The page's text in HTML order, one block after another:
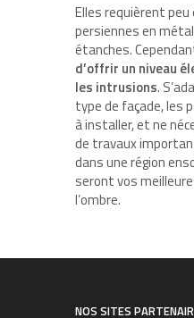
Elles requièrent
persiennes en
étanches.
d’offrir un niveau
les intrusions.
type de façade, les
à installer, et ne
de travaux
dans une région
seront vos
l’ombre.
NOS SITES